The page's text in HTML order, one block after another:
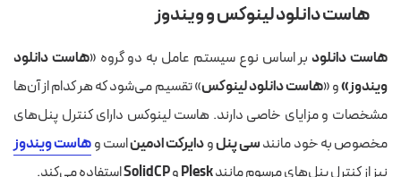
هاست دانلود لینوکس و ویندوز
هاست دانلودبر اساس نوع سیستم عامل به دو گروه «هاست دانلود
ویندوز»و «هاست دانلود لینوکس» تقسیم می‌شود که هر کدام از آن‌ها
مشخصات و مزایای خاصی دارند. هاست لینوکس دارای کنترل پنل‌های
مخصوص به خود مانندسی پنلودایرکت ادمیناست وهاست ویندوز
نیز از کنترل پنل‌های مرسوم مانندPleskوSolidCPاستفاده می‌کند.